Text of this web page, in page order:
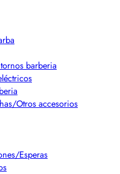
barberia
Otros accesorios
Esperas